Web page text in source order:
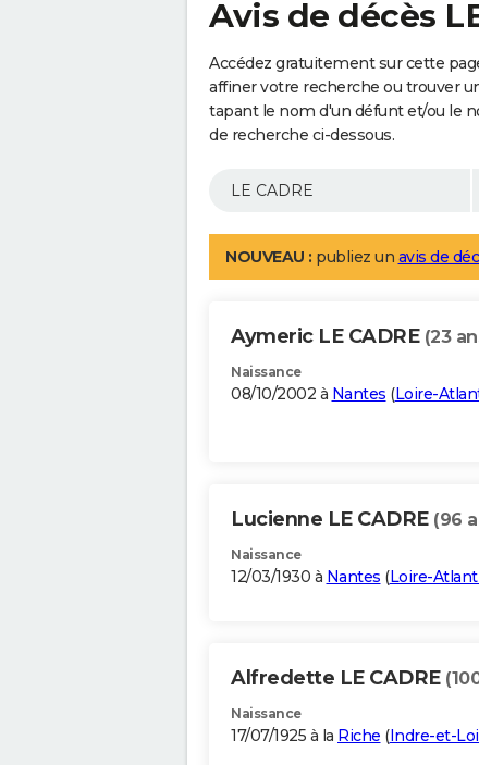
Avis de décès
Accédez gratuitement sur cette
affiner votre recherche ou trouver
tapant le nom d'un défunt et/ou le
de recherche ci-dessous.
NOUVEAU : publiez un avis de
Aymeric LE CADRE (23
Naissance
08/10/2002 à Nantes (Loire-
Lucienne LE CADRE (96
Naissance
12/03/1930 à Nantes (Loire-
Alfredette LE CADRE
Naissance
17/07/1925 à la Riche (Indre-et-